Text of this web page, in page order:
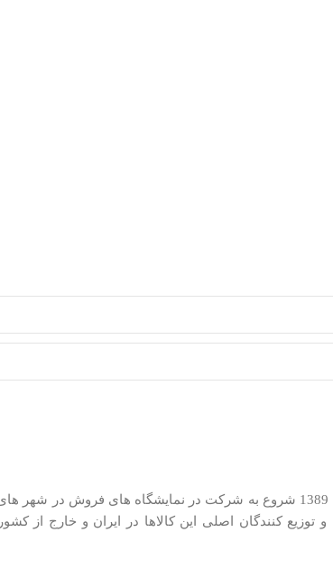
ما در کیان کالا از سال 1385 در زمینه توزیع لوازم کوچک خانگی فعالیت خود را آغاز کردیم. در سال 1389